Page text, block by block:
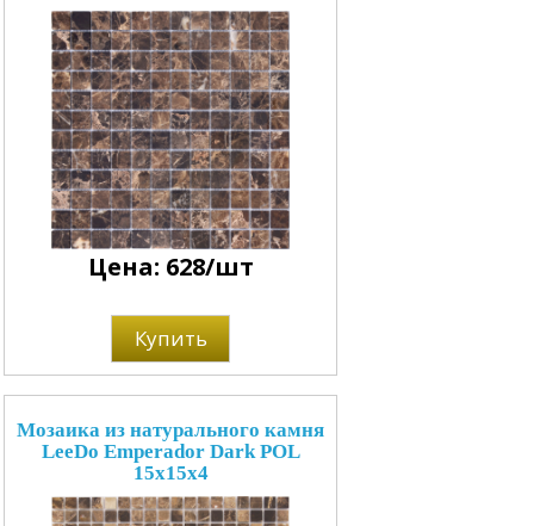
Цена: 628/шт
Купить
Мозаика из натурального камня
LeeDo Emperador Dark POL
15x15x4